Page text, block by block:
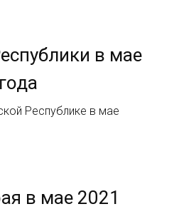
в мае
Республике в мае
в мае 2021